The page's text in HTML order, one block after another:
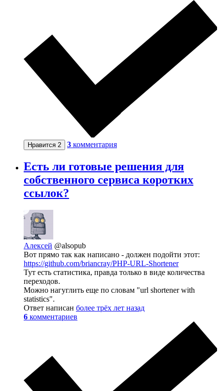
Нравится 2 3 комментария
Есть ли готовые решения для
собственного сервиса коротких
ссылок?
Алексей @alsopub
Вот прямо так как написано - должен подойти этот:
https://github.com/briancray/PHP-URL-Shortener
Тут есть статистика, правда только в виде количества
переходов.
Можно нагуглить еще по словам "url shortener with
statistics".
Ответ написан более трёх лет назад
6 комментариев